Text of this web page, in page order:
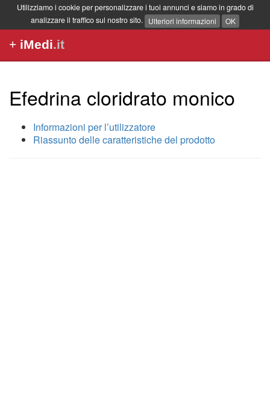
Utilizziamo i cookie per personalizzare i tuoi annunci e siamo in grado di
analizzare il traffico sul nostro sito. Ulteriori informazioni OK
+ iMedi.it
Efedrina cloridrato monico
Informazioni per l’utilizzatore
Riassunto delle caratteristiche del prodotto